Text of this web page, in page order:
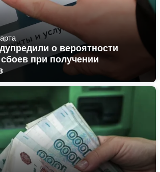
о вероятности
при получении